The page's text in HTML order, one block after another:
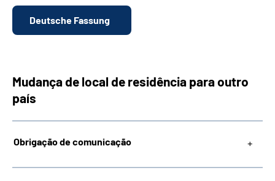
Deutsche Fassung
Mudança de local de residência para outro
país
Obrigação de comunicação